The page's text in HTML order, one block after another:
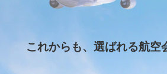
これからも、選ばれる航空